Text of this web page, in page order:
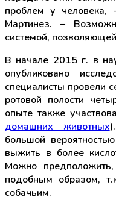
проблем у человека,
Мартинез. –
системой,
В начале 2015 г. в
опубликовано
специалисты провели
ротовой полости
опыте также
домашних животных
большой
выжить в более
Можно
подобным образом,
собачьим.